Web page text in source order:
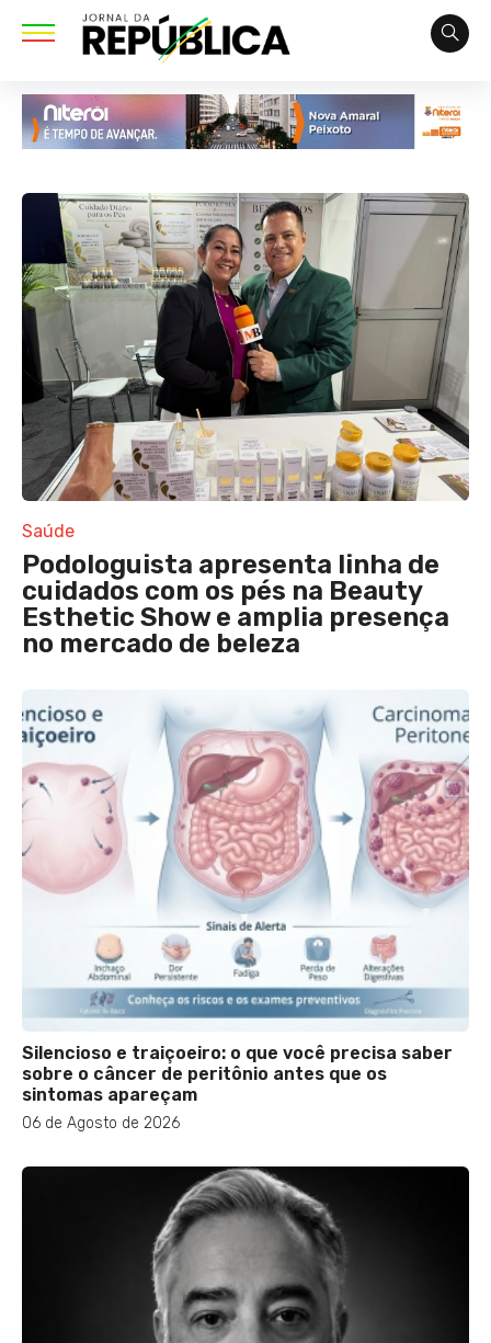
Saúde
Podologuista apresenta linha de
cuidados com os pés na Beauty
Esthetic Show e amplia presença
no mercado de beleza
Silencioso e traiçoeiro: o que você precisa saber
sobre o câncer de peritônio antes que os
sintomas apareçam
06 de Agosto de 2026